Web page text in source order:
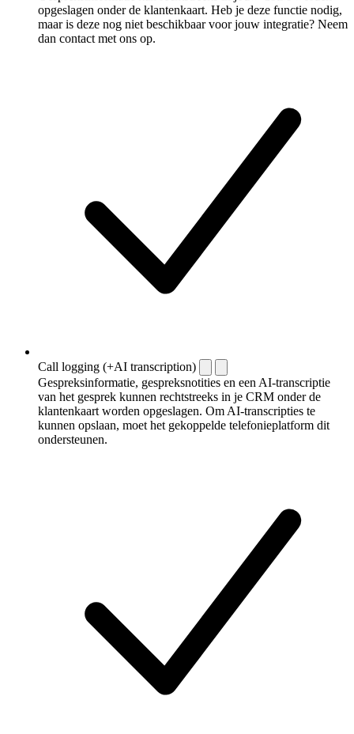
opgeslagen onder de klantenkaart. Heb je deze functie nodig,
maar is deze nog niet beschikbaar voor jouw integratie? Neem
dan contact met ons op.
Call logging (+AI transcription)
Gespreksinformatie, gespreksnotities en een AI-transcriptie
van het gesprek kunnen rechtstreeks in je CRM onder de
klantenkaart worden opgeslagen. Om AI-transcripties te
kunnen opslaan, moet het gekoppelde telefonieplatform dit
ondersteunen.